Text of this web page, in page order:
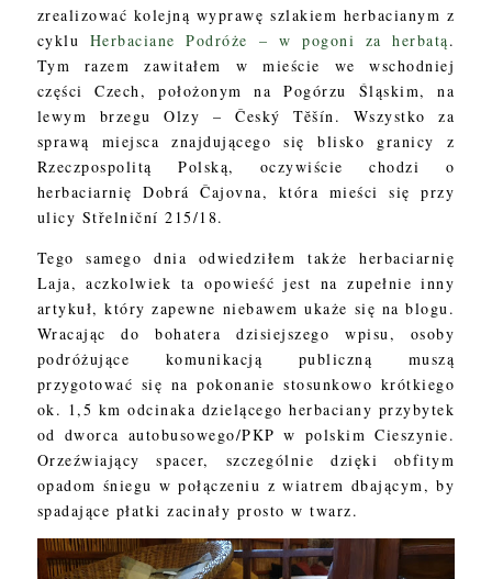
zrealizować kolejną wyprawę szlakiem herbacianym z
cyklu Herbaciane Podróże – w pogoni za herbatą.
Tym razem zawitałem w mieście we wschodniej
części Czech, położonym na Pogórzu Śląskim, na
lewym brzegu Olzy – Český Tĕšín. Wszystko za
sprawą miejsca znajdującego się blisko granicy z
Rzeczpospolitą Polską, oczywiście chodzi o
herbaciarnię Dobrá Čajovna, która mieści się przy
ulicy Střelniční 215/18.
Tego samego dnia odwiedziłem także herbaciarnię
Laja, aczkolwiek ta opowieść jest na zupełnie inny
artykuł, który zapewne niebawem ukaże się na blogu.
Wracając do bohatera dzisiejszego wpisu, osoby
podróżujące komunikacją publiczną muszą
przygotować się na pokonanie stosunkowo krótkiego
ok. 1,5 km odcinaka dzielącego herbaciany przybytek
od dworca autobusowego/PKP w polskim Cieszynie.
Orzeźwiający spacer, szczególnie dzięki obfitym
opadom śniegu w połączeniu z wiatrem dbającym, by
spadające płatki zacinały prosto w twarz.